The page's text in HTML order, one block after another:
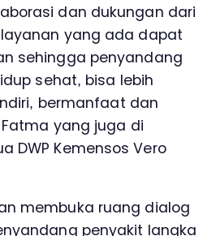
dan dukungan dari
yang ada dapat
sehingga penyandang
sehat, bisa lebih
bermanfaat dan
yang juga di
DWP Kemensos Vero
membuka ruang dialog
penyakit langka